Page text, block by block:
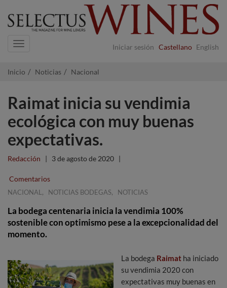
Iniciar sesión Castellano English
Navigation
Inicio Noticias Nacional
Raimat inicia su vendimia
ecológica con muy buenas
expectativas.
Redacción | 3 de agosto de 2020 |
Comentarios
NACIONAL , NOTICIAS BODEGAS, NOTICIAS
La bodega centenaria inicia la vendimia 100%
sostenible con optimismo pese a la excepcionalidad del
momento.
La bodega Raimat ha iniciado
su vendimia 2020 con
expectativas muy buenas en